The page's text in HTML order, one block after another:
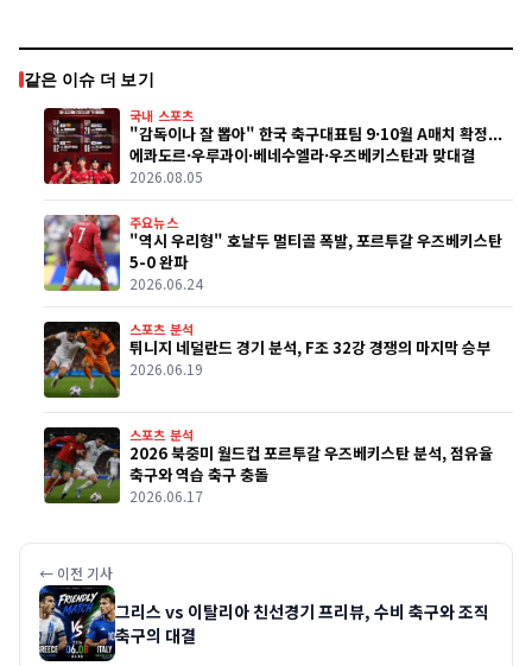
같은 이슈 더 보기
국내 스포츠
"감독이나 잘 뽑아" 한국 축구대표팀 9·10월 A매치 확정...
에콰도르·우루과이·베네수엘라·우즈베키스탄과 맞대결
2026.08.05
주요뉴스
"역시 우리형" 호날두 멀티골 폭발, 포르투갈 우즈베키스탄
5-0 완파
2026.06.24
스포츠 분석
튀니지 네덜란드 경기 분석, F조 32강 경쟁의 마지막 승부
2026.06.19
스포츠 분석
2026 북중미 월드컵 포르투갈 우즈베키스탄 분석, 점유율
축구와 역습 축구 충돌
2026.06.17
← 이전 기사
그리스 vs 이탈리아 친선경기 프리뷰, 수비 축구와 조직
축구의 대결